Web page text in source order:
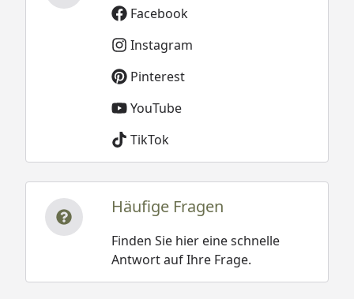
Facebook
Instagram
Pinterest
YouTube
TikTok
Häufige Fragen
Finden Sie hier eine schnelle
Antwort auf Ihre Frage.